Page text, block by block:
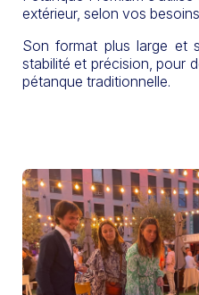
extérieur, selon vos
Son format plus large et
stabilité et précision, pour
pétanque traditionnelle.